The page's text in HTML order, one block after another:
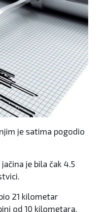
je satima pogodio
je bila čak 4.5
21 kilometar
od 10 kilometara.